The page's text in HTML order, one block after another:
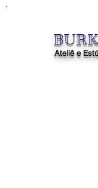
"O Ateliê
espaço de
Ateliê e